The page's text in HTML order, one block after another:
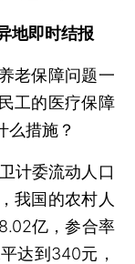
地即时结报
老保障问题一
工的医疗保障
么措施？
计委流动人口
我国的农村人
亿，参合率
达到340元，